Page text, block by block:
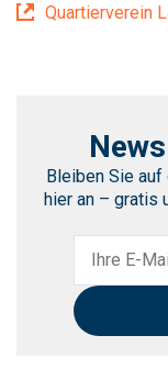
Quartierverein
Bleiben Sie
hier an – gratis